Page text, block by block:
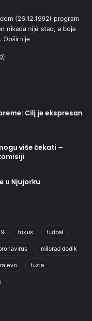
(26.12.1992) program
nikada nije stao, a boje
Opširnije
Cilj je ekspresan
više čekati –
u Njujorku
fokus fudbal
milorad dodik
tuzla